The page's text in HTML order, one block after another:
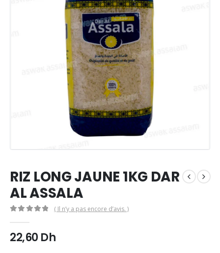
RIZ LONG JAUNE 1KG DAR
AL ASSALA
( Il n’y a pas encore d’avis. )
22,60 Dh